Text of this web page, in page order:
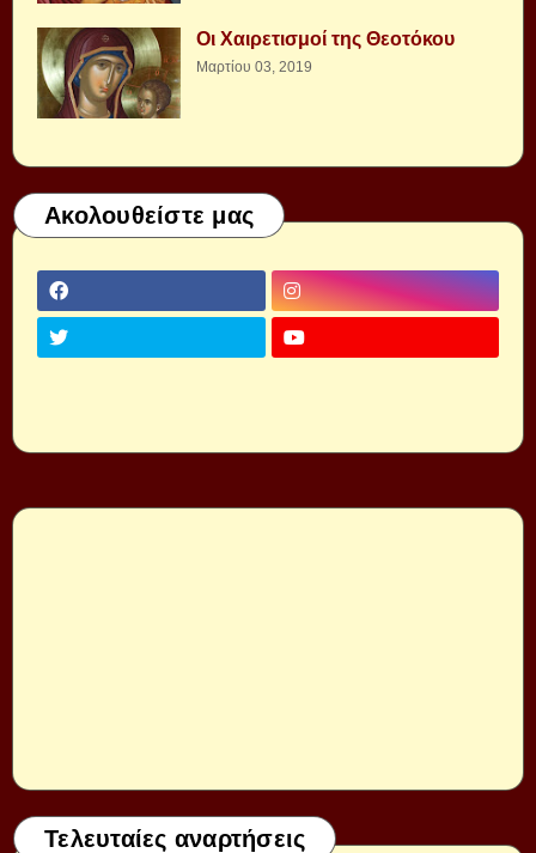
Οι Χαιρετισμοί της Θεοτόκου
Μαρτίου 03, 2019
Ακολουθείστε μας
Τελευταίες αναρτήσεις